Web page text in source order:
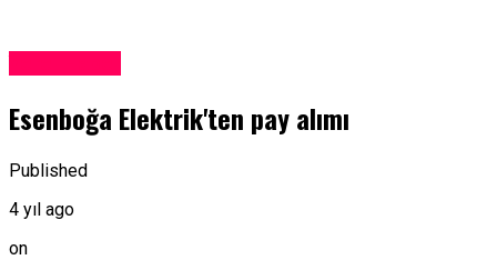
Esenboğa Elektrik'ten pay alımı
Published
4 yıl ago
on